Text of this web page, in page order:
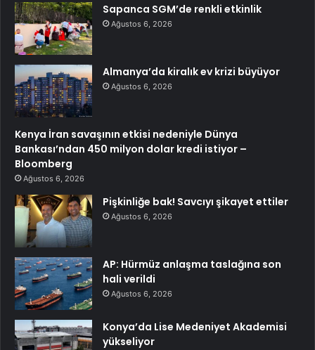
Sapanca SGM’de renkli etkinlik
Ağustos 6, 2026
Almanya’da kiralık ev krizi büyüyor
Ağustos 6, 2026
Kenya İran savaşının etkisi nedeniyle Dünya
Bankası’ndan 450 milyon dolar kredi istiyor –
Bloomberg
Ağustos 6, 2026
Pişkinliğe bak! Savcıyı şikayet ettiler
Ağustos 6, 2026
AP: Hürmüz anlaşma taslağına son
hali verildi
Ağustos 6, 2026
Konya’da Lise Medeniyet Akademisi
yükseliyor